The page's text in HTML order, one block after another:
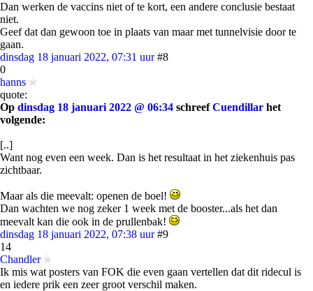
Dan werken de vaccins niet of te kort, een andere conclusie bestaat
niet.
Geef dat dan gewoon toe in plaats van maar met tunnelvisie door te
gaan.
dinsdag 18 januari 2022, 07:31 uur #8
0
hanns
quote:
Op dinsdag 18 januari 2022 @ 06:34 schreefCuendillar het
volgende:
[..]
Want nog even een week. Dan is het resultaat in het ziekenhuis pas
zichtbaar.
Maar als die meevalt: openen de boel!
Dan wachten we nog zeker 1 week met de booster...als het dan
meevalt kan die ook in de prullenbak!
dinsdag 18 januari 2022, 07:38 uur #9
14
Chandler
Ik mis wat posters van FOK die even gaan vertellen dat dit ridecul is
en iedere prik een zeer groot verschil maken.